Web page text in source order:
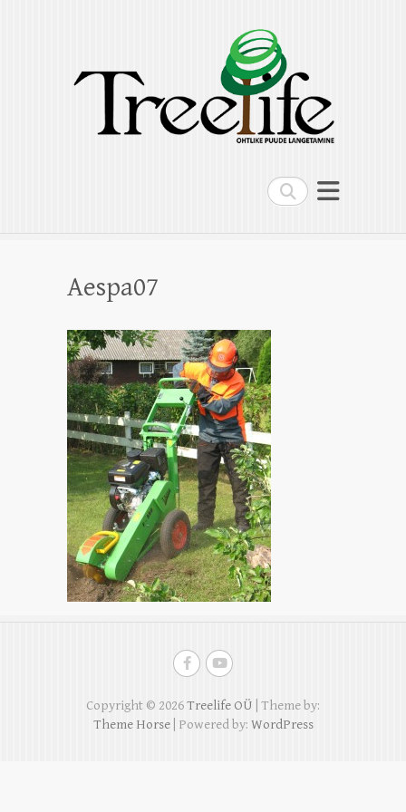
Search
Treelife OÜ
Ohtlike puude langetamine, puude
hoolduslõikus, kändude freesimine,
Aespa07
Copyright © 2026Treelife OÜ | Theme by:
Theme Horse| Powered by: WordPress